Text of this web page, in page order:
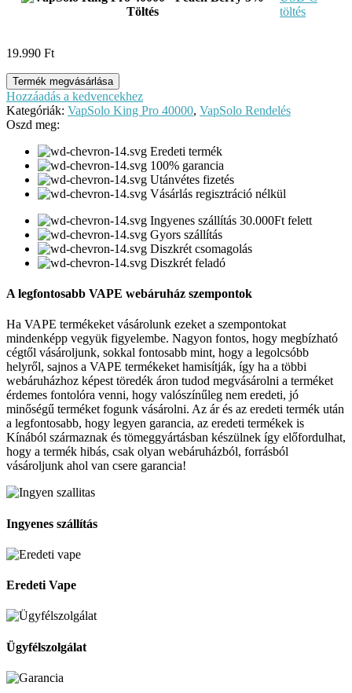
Töltés
töltés
19.990 Ft
Termék megvásárlása
Hozzáadás a kedvencekhez
Kategóriák: VapSolo King Pro 40000, VapSolo Rendelés
Oszd meg:
Eredeti termék
100% garancia
Utánvétes fizetés
Vásárlás regisztráció nélkül
Ingyenes szállítás 30.000Ft felett
Gyors szállítás
Diszkrét csomagolás
Diszkrét feladó
A legfontosabb VAPE webáruház szempontok
Ha VAPE termékeket vásárolunk ezeket a szempontokat
mindenképp vegyük figyelembe. Nagyon fontos, hogy megbízható
cégtől vásároljunk, sokkal fontosabb mint, hogy a legolcsóbb
helyről, sajnos a VAPE termékeket hamisítják, így ha a többi
webáruházhoz képest töredék áron tudod megvásárolni a terméket
érdemes fontolóra venni, hogy valószínűleg nem eredeti, jó
minőségű terméket fogunk vásárolni. Az ár és az eredeti termék után
a legfontosabb, hogy legyen garancia, az eredeti termékek is
Kínából származnak és tömeggyártásban készülnek így előfordulhat,
hogy a termék hibás, csak olyan webáruházból, forrásból
vásároljunk ahol van csere garancia!
Ingyenes szállítás
Eredeti Vape
Ügyfélszolgálat